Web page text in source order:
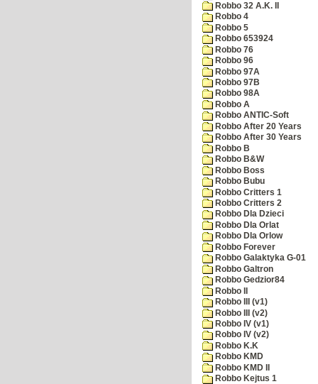
Robbo 32 A.K. II
Robbo 4
Robbo 5
Robbo 653924
Robbo 76
Robbo 96
Robbo 97A
Robbo 97B
Robbo 98A
Robbo A
Robbo ANTIC-Soft
Robbo After 20 Years
Robbo After 30 Years
Robbo B
Robbo B&W
Robbo Boss
Robbo Bubu
Robbo Critters 1
Robbo Critters 2
Robbo Dla Dzieci
Robbo Dla Orlat
Robbo Dla Orlow
Robbo Forever
Robbo Galaktyka G-01
Robbo Galtron
Robbo Gedzior84
Robbo II
Robbo III (v1)
Robbo III (v2)
Robbo IV (v1)
Robbo IV (v2)
Robbo K.K
Robbo KMD
Robbo KMD II
Robbo Kejtus 1